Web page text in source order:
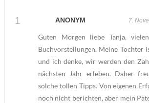
ANONYM 7.
Guten Morgen liebe Tanja,
Buchvorstellungen. Meine Tochter
und ich denke, wir werden den
nächsten Jahr erleben. Daher
solche tollen Tipps. Von eigenen
noch nicht berichten, aber mein